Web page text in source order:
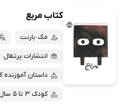
کتاب مربع
مک بارنت
انتشارات پرتقال
داستان
کودک 3 تا 5 سال